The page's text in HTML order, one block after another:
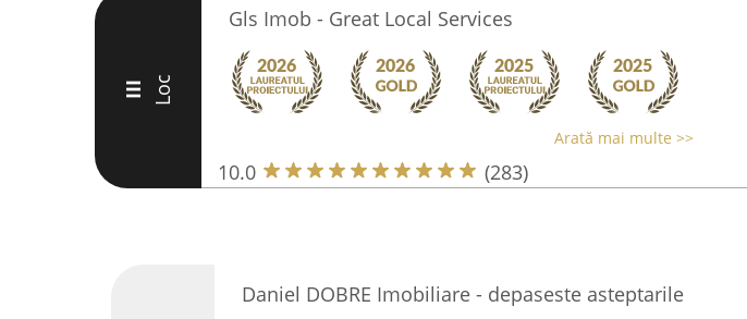
III Loc
Gls Imob - Great Local Services
Arată mai multe >>
10.0 (283)
Daniel DOBRE Imobiliare - depaseste asteptarile